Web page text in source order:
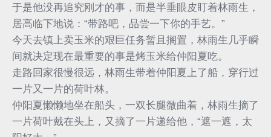
于是他没再追究刚才的事，而是半垂眼皮盯着林雨生，
居高临下地说：“带路吧，品尝一下你的手艺。”
今天去镇上卖玉米的艰巨任务暂且搁置，林雨生几乎瞬
间就决定现在最重要的事是烤玉米给仲阳夏吃。
走路回家很慢很远，林雨生带着仲阳夏上了船，穿行过
一片又一片的荷叶林。
仲阳夏懒懒地坐在船头，一双长腿微曲着，林雨生摘了
一片荷叶戴在头上，又摘了一片递给他，“遮一遮，太